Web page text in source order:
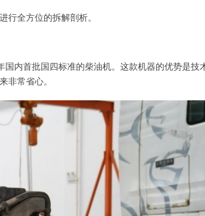
全方位的拆解剖析。
内首批国四标准的柴油机。这款机器的优势是技
非常省心。